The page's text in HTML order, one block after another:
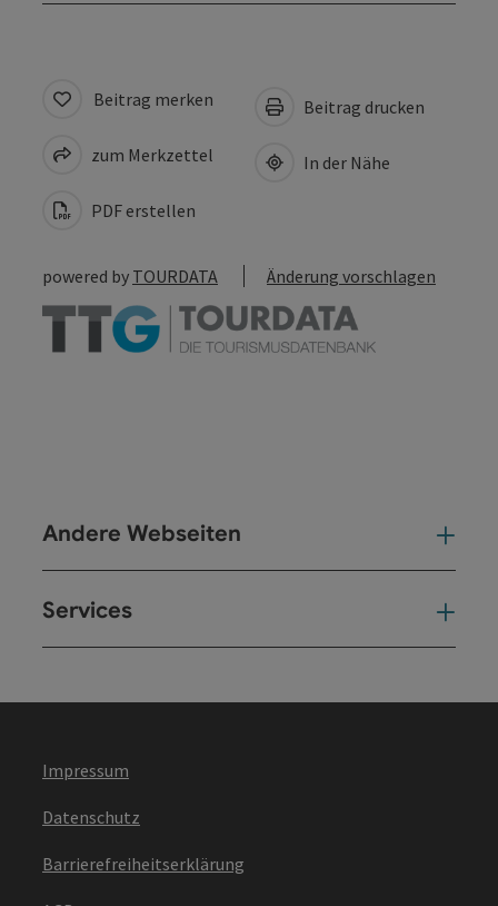
Beitrag merken
zum Merkzettel
PDF erstellen
Beitrag drucken
In der Nähe
powered by TOURDATA Änderung vorschlagen
Andere Webseiten
Services
Impressum
Datenschutz
Barrierefreiheitserklärung